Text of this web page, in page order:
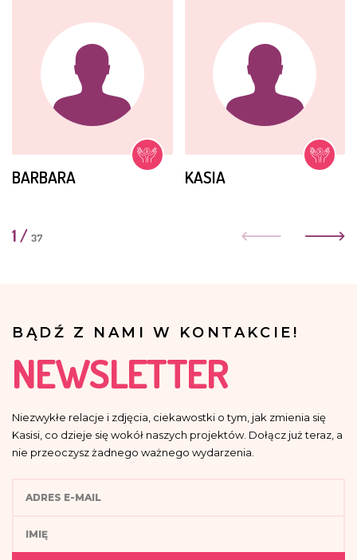
BARBARA KASIA
1 / 37
BĄDŹ Z NAMI W KONTAKCIE!
NEWSLETTER
Niezwykłe relacje i zdjęcia, ciekawostki o tym, jak zmienia się
Kasisi, co dzieje się wokół naszych projektów. Dołącz już teraz, a
nie przeoczysz żadnego ważnego wydarzenia.